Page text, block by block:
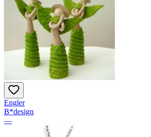
Engler
B*design
—